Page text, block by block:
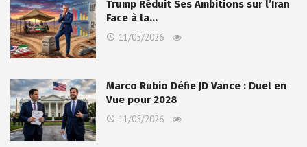
Trump Réduit Ses Ambitions sur l’Iran
Face à la…
11/05/2026
Marco Rubio Défie JD Vance : Duel en
Vue pour 2028
11/05/2026